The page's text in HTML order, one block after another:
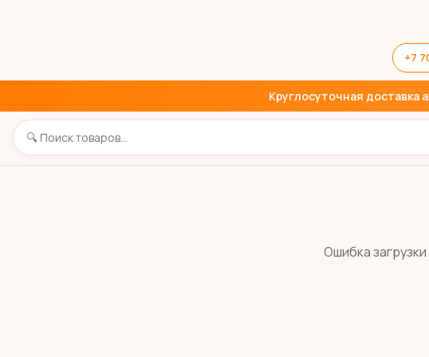
+7
Круглосуточная доставка
Ошибка загрузки